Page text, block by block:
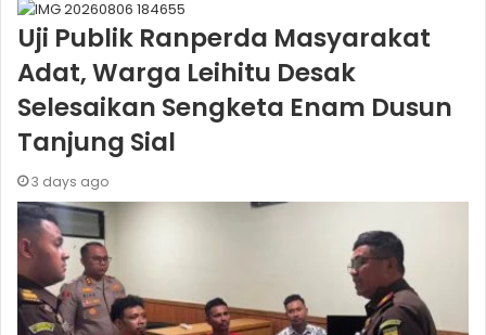
Uji Publik Ranperda Masyarakat
Adat, Warga Leihitu Desak
Selesaikan Sengketa Enam Dusun
Tanjung Sial
3 days ago